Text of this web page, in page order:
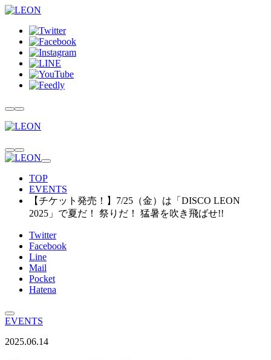
TOP
EVENTS
【チケット発売！】7/25（金）は「DISCO LEON
2025」で夏だ！ 祭りだ！ 猛暑を吹き飛ばせ!!
Twitter
Facebook
Line
Mail
Pocket
Hatena
EVENTS
2025.06.14